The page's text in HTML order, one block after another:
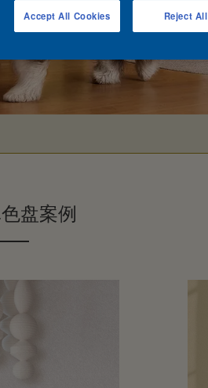
盘案例
Reject All
Accept All Cookies